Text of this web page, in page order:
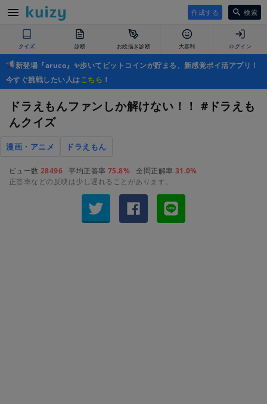
作成する 検索
クイズ 診断 お絵描き診断 大喜利 ログイン
新登場『aruco』✨歩いてビットコインが貯まる、新感覚ポイ活アプリ！
今すぐ挑戦したい人はこちら ！
ドラえもんファンしか解けない！！ #ドラえも
んクイズ
漫画・アニメ ドラえもん
ビュー数 28496 平均正答率 75.8% 全問正解率 31.0%
正答率などの反映は少し遅れることがあります。